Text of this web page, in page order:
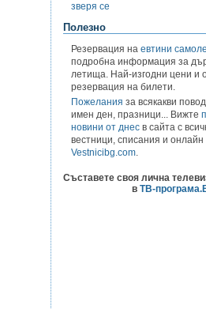
зверя се
Полезно
Резервация на евтини
подробна информация за
летища. Най-изгодни цени и
резервация на билети.
Пожелания за всякакви
имен ден, празници... Вижте
новини от днес в сайта с
вестници, списания и
Vestnicibg.com.
Съставете своя лична
в ТВ-